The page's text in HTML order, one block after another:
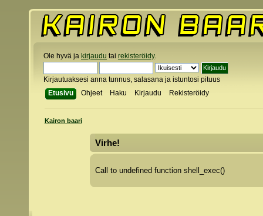
Ole hyvä ja kirjaudu tai rekisteröidy.
Kirjautuaksesi anna tunnus, salasana ja istuntosi pituus
Etusivu
Ohjeet Haku Kirjaudu Rekisteröidy
Kairon baari
Virhe!
Call to undefined function shell_exec()